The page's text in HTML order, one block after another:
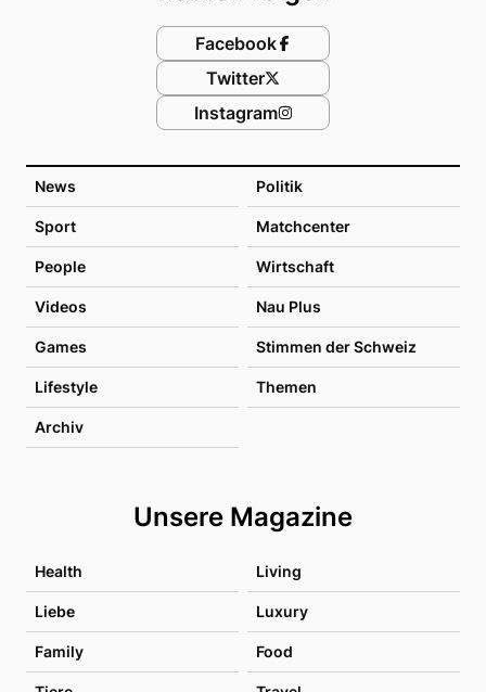
News Politik
Sport Matchcenter
People Wirtschaft
Videos Nau Plus
Games Stimmen der Schweiz
Lifestyle Themen
Archiv
Unsere Magazine
Health Living
Liebe Luxury
Family Food
Facebook
Twitter
Instagram